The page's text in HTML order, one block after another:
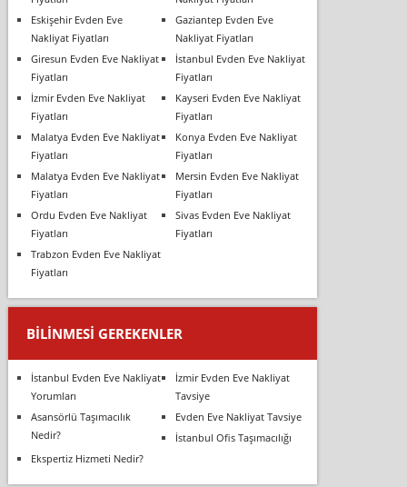
Eskişehir Evden Eve
Nakliyat Fiyatları
Gaziantep Evden Eve
Nakliyat Fiyatları
Giresun Evden Eve Nakliyat
Fiyatları
İstanbul Evden Eve Nakliyat
Fiyatları
İzmir Evden Eve Nakliyat
Fiyatları
Kayseri Evden Eve Nakliyat
Fiyatları
Malatya Evden Eve Nakliyat
Fiyatları
Konya Evden Eve Nakliyat
Fiyatları
Malatya Evden Eve Nakliyat
Fiyatları
Mersin Evden Eve Nakliyat
Fiyatları
Ordu Evden Eve Nakliyat
Fiyatları
Sivas Evden Eve Nakliyat
Fiyatları
Trabzon Evden Eve Nakliyat
Fiyatları
BILINMESI GEREKENLER
İstanbul Evden Eve Nakliyat
Yorumları
İzmir Evden Eve Nakliyat
Tavsiye
Asansörlü Taşımacılık
Nedir?
Evden Eve Nakliyat Tavsiye
İstanbul Ofis Taşımacılığı
Ekspertiz Hizmeti Nedir?